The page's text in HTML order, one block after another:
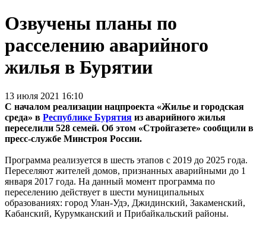
Озвучены планы по
расселению аварийного
жилья в Бурятии
13 июля 2021 16:10
С началом реализации нацпроекта «Жилье и городская
среда» в Республике Бурятия из аварийного жилья
переселили 528 семей. Об этом «Стройгазете» сообщили в
пресс-службе Минстроя России.
Программа реализуется в шесть этапов с 2019 до 2025 года.
Переселяют жителей домов, признанных аварийными до 1
января 2017 года. На данный момент программа по
переселению действует в шести муниципальных
образованиях: город Улан-Удэ, Джидинский, Закаменский,
Кабанский, Курумканский и Прибайкальский районы.